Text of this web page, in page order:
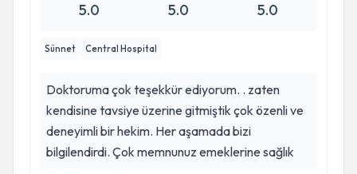
5.0 5.0 5.0
Sünnet Central Hospital
Doktoruma çok teşekkür ediyorum. . zaten
kendisine tavsiye üzerine gitmiştik çok özenli ve
deneyimli bir hekim. Her aşamada bizi
bilgilendirdi. Çok memnunuz emeklerine sağlık